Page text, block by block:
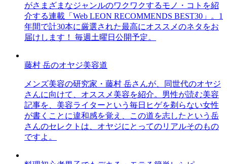
がさまざまなジャンルのワクワクするモノ・コトを紹
介する連載「Web LEON RECOMMENDS BEST30」。1
年間で計30本に厳選された最高にオススメのネタをお
届けします！ 毎週土曜日公開予定。
藤村 岳のオヤジ美容道
メンズ美容の研究家・藤村 岳さんが、同世代のオヤジ
さんに向けて、オススメ美容を紹介。男性が読む美容
記事を、美容ライターという毎日ヒゲを剃らない女性
が書くことに違和感を覚え、この道を志したという岳
さんのセレクトは、オヤジにとってのリアルそのもの
ですよ。